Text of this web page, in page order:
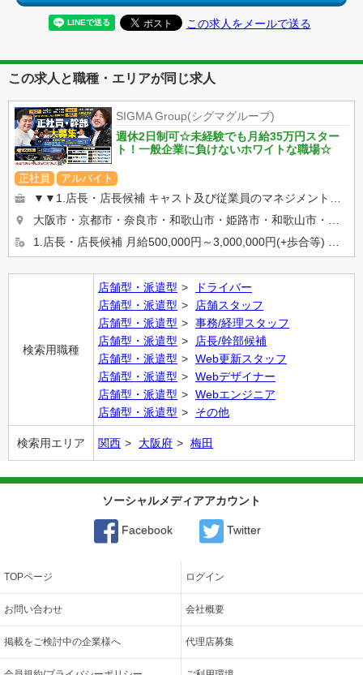
この求人をメールで送る
この求人と職種・エリアが同じ求人
SIGMA Group(シグマグループ)
週休2日制可☆未経験でも月給35万円スター
ト！一般企業に負けないホワイトな職場☆
正社員 アルバイト
検索用職種
店舗型・派遣型
ドライバー
店舗型・派遣型
店舗スタッフ
店舗型・派遣型
事務/経理スタッフ
店舗型・派遣型
店長/幹部候補
店舗型・派遣型
Web更新スタッフ
店舗型・派遣型
Webデザイナー
店舗型・派遣型
Webエンジニア
店舗型・派遣型
その他
検索用エリア 関西 大阪府 梅田
ソーシャルメディアアカウント
Facebook Twitter
TOPページ ログイン
お問い合わせ 会社概要
掲載をご検討中の企業様へ 代理店募集